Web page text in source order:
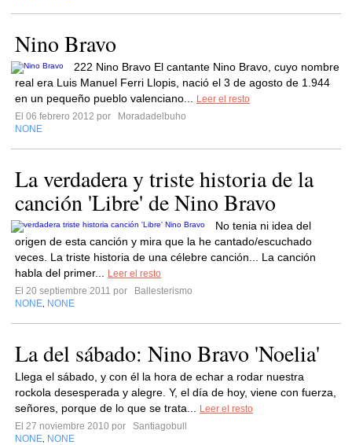
Nino Bravo
222 Nino Bravo El cantante Nino Bravo, cuyo nombre
real era Luis Manuel Ferri Llopis, nació el 3 de agosto de 1.944
en un pequeño pueblo valenciano...
Leer el resto
El 06 febrero 2012 por
Moradadelbuho
NONE
La verdadera y triste historia de la
canción 'Libre' de Nino Bravo
No tenia ni idea del
origen de esta canción y mira que la he cantado/escuchado
veces. La triste historia de una célebre canción... La canción
habla del primer...
Leer el resto
El 20 septiembre 2011 por
Ballesterismo
NONE NONE
La del sábado: Nino Bravo 'Noelia'
Llega el sábado, y con él la hora de echar a rodar nuestra
rockola desesperada y alegre. Y, el día de hoy, viene con fuerza,
señores, porque de lo que se trata...
Leer el resto
El 27 noviembre 2010 por
Santiagobull
NONE NONE